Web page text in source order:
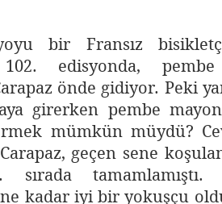
bir Fransız
102. edisyonda,
önde gidiyor. Peki
girerken pembe
mümkün müydü?
geçen sene
sırada tamamlamıştı.
kadar iyi bir yokuşçu